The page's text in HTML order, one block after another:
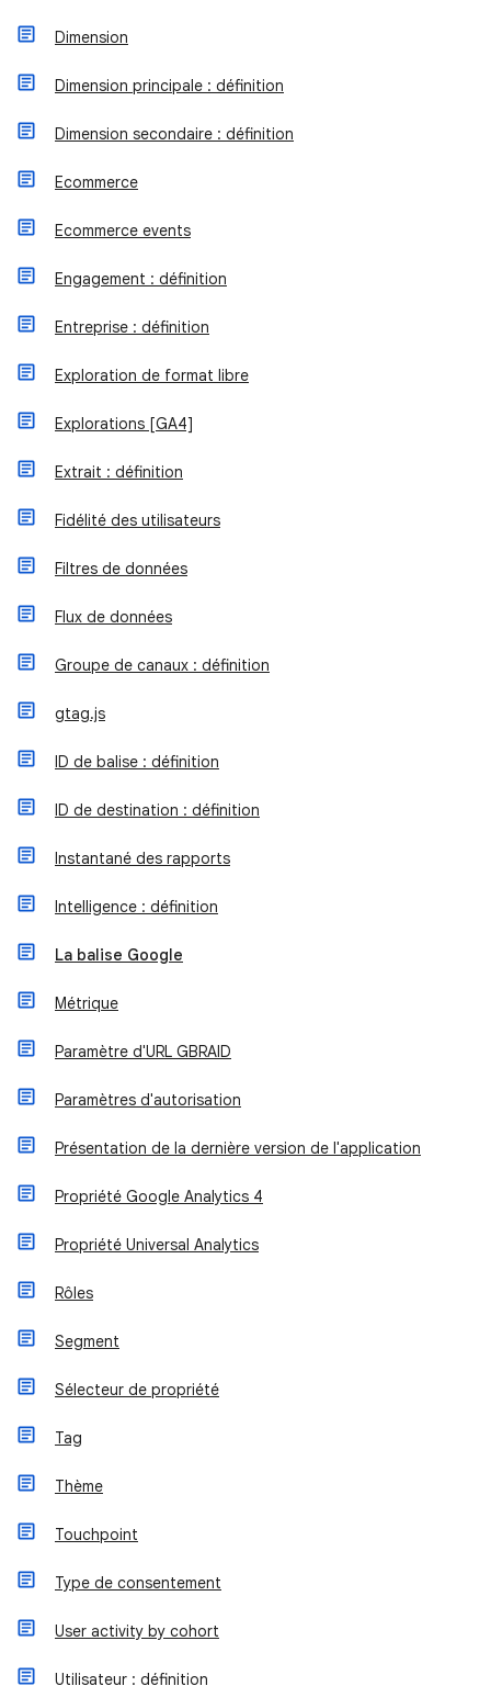
Dimension
Dimension principale : définition
Dimension secondaire : définition
Ecommerce
Ecommerce events
Engagement : définition
Entreprise : définition
Exploration de format libre
Explorations [GA4]
Extrait : définition
Fidélité des utilisateurs
Filtres de données
Flux de données
Groupe de canaux : définition
gtag.js
ID de balise : définition
ID de destination : définition
Instantané des rapports
Intelligence : définition
La balise Google
Métrique
Paramètre d'URL GBRAID
Paramètres d'autorisation
Présentation de la dernière version de l'application
Propriété Google Analytics 4
Propriété Universal Analytics
Rôles
Segment
Sélecteur de propriété
Tag
Thème
Touchpoint
Type de consentement
User activity by cohort
Utilisateur : définition